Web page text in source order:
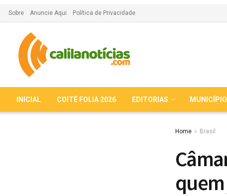
Sobre Anuncie Aqui Política de Privacidade
INICIAL COITÉ FOLIA 2026 EDITORIAS
Home Brasil